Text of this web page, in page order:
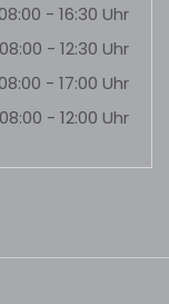
- 16:30 Uhr
08:00 - 12:30 Uhr
- 17:00 Uhr
08:00 - 12:00 Uhr